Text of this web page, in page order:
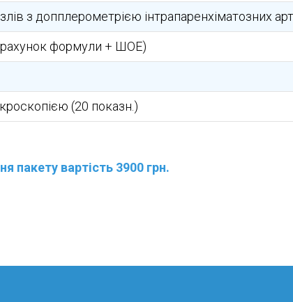
з допплерометрією інтрапаренхіматозних
формули + ШОЕ)
(20 показн.)
пакету вартість 3900 грн.